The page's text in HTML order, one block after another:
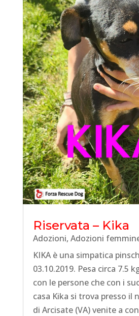
Riservata – Kika
Adozioni, Adozioni
KIKA è una simpatica
03.10.2019. Pesa circa 7.5
con le persone che con i
casa Kika si trova presso il
di Arcisate (VA) venite a